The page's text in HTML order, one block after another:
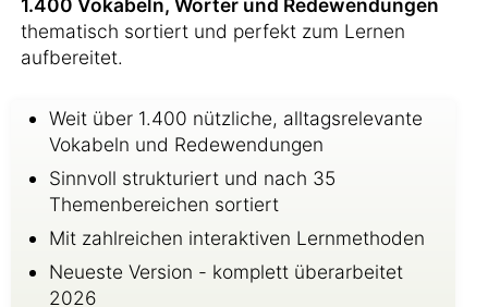
1.400 Vokabeln, Wörter und Redewendungen
thematisch sortiert und perfekt zum Lernen
aufbereitet.
Weit über 1.400 nützliche, alltagsrelevante
Vokabeln und Redewendungen
Sinnvoll strukturiert und nach 35
Themenbereichen sortiert
Mit zahlreichen interaktiven Lernmethoden
Neueste Version - komplett überarbeitet
2026